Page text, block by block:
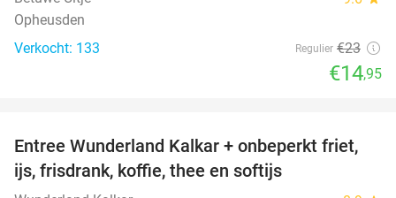
Opheusden
Verkocht: 133
Regulier €23
€14,95
32%
Entree Wunderland Kalkar + onbeperkt friet,
ijs, frisdrank, koffie, thee en softijs